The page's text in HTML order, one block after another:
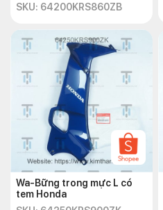
SKU: 64200KRS860ZB
Wa-Bững trong mực L có
tem Honda